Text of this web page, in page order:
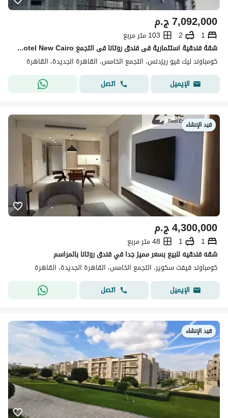
ج.م7,092,000
1
2
103 متر مربع
شقة فندقية استثمارية فى فندق روتانا فى التجمع Rotana Hotel New Cairo تطل على مسطحات مائية بأقساط متبقية
كومباوند ليك فيو ريزدنس، التجمع الخامس، القاهرة الجديدة، القاهرة
الإيميل
اتصل
قيد الإنشاء
ج.م4,300,000
1
1
48 متر مربع
شقه فندقيه للبيع بسعر مميز جدا في فندق روتانا بالمراسم
كومباوند فيفث سكوير، التجمع الخامس، القاهرة الجديدة، القاهرة
الإيميل
اتصل
قيد الإنشاء